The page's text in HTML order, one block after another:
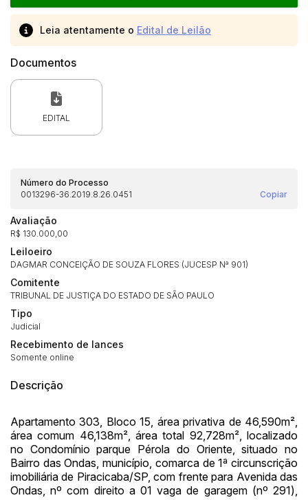
Leia atentamente o Edital de Leilão
Documentos
EDITAL
Número do Processo
0013296-36.2019.8.26.0451
Copiar
Avaliação
R$ 130.000,00
Leiloeiro
DAGMAR CONCEIÇÃO DE SOUZA FLORES (JUCESP Nª 901)
Comitente
TRIBUNAL DE JUSTIÇA DO ESTADO DE SÃO PAULO
Tipo
Judicial
Recebimento de lances
Somente online
Descrição
Apartamento 303, Bloco 15, área privativa de 46,590m²,
área comum 46,138m², área total 92,728m², localizado
no Condomínio parque Pérola do Oriente, situado no
Bairro das Ondas, município, comarca de 1ª circunscrição
imobiliária de Piracicaba/SP, com frente para Avenida das
Ondas, nº com direito a 01 vaga de garagem (nº 291),